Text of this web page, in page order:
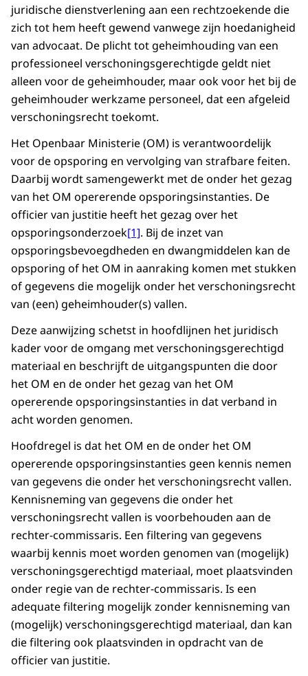
juridische dienstverlening aan een rechtzoekende die
zich tot hem heeft gewend vanwege zijn hoedanigheid
van advocaat. De plicht tot geheimhouding van een
professioneel verschoningsgerechtigde geldt niet
alleen voor de geheimhouder, maar ook voor het bij de
geheimhouder werkzame personeel, dat een afgeleid
verschoningsrecht toekomt.
Het Openbaar Ministerie (OM) is verantwoordelijk
voor de opsporing en vervolging van strafbare feiten.
Daarbij wordt samengewerkt met de onder het gezag
van het OM opererende opsporingsinstanties. De
officier van justitie heeft het gezag over het
opsporingsonderzoek[1]. Bij de inzet van
opsporingsbevoegdheden en dwangmiddelen kan de
opsporing of het OM in aanraking komen met stukken
of gegevens die mogelijk onder het verschoningsrecht
van (een) geheimhouder(s) vallen.
Deze aanwijzing schetst in hoofdlijnen het juridisch
kader voor de omgang met verschoningsgerechtigd
materiaal en beschrijft de uitgangspunten die door
het OM en de onder het gezag van het OM
opererende opsporingsinstanties in dat verband in
acht worden genomen.
Hoofdregel is dat het OM en de onder het OM
opererende opsporingsinstanties geen kennis nemen
van gegevens die onder het verschoningsrecht vallen.
Kennisneming van gegevens die onder het
verschoningsrecht vallen is voorbehouden aan de
rechter-commissaris. Een filtering van gegevens
waarbij kennis moet worden genomen van (mogelijk)
verschoningsgerechtigd materiaal, moet plaatsvinden
onder regie van de rechter-commissaris. Is een
adequate filtering mogelijk zonder kennisneming van
(mogelijk) verschoningsgerechtigd materiaal, dan kan
die filtering ook plaatsvinden in opdracht van de
officier van justitie.